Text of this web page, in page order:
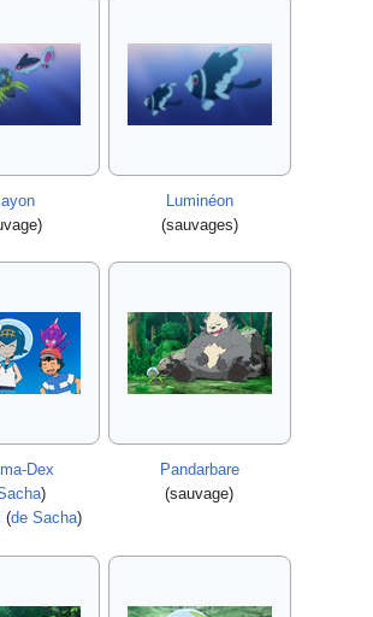
Luminéon
(sauvages)
Dex
)
(de Sacha)
Pandarbare
(sauvage)